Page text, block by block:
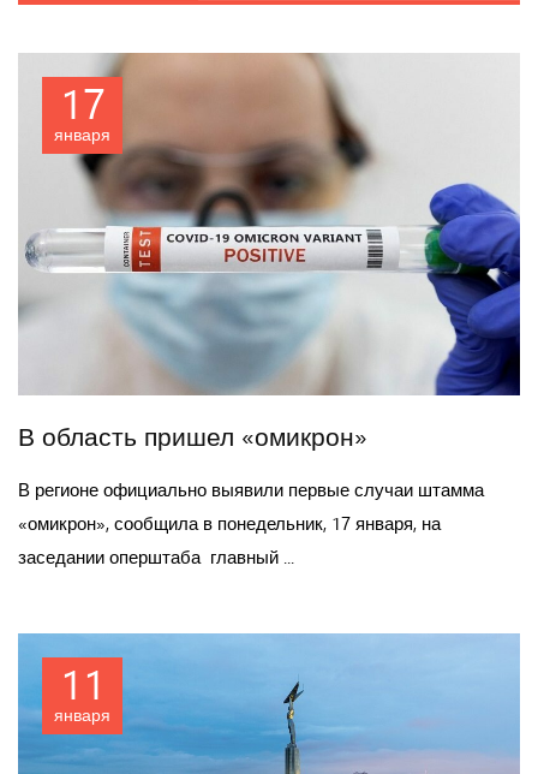
17
января
В область пришел «омикрон»
В регионе официально выявили первые случаи штамма
«омикрон», сообщила в понедельник, 17 января, на
заседании оперштаба главный ...
11
января